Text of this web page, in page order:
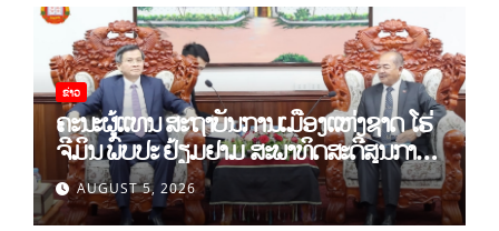
ຂ່າວ
ຄະນະຜູ້ແທນ ສະຖາບັນການເມືອງແຫ່ງຊາດ ໂຮ່
ຈີມິນ ພົບປະ ຢ້ຽມຢາມ ສະພາທິດສະດີສູນກາງ
ພັກAUGUST 5, 2026